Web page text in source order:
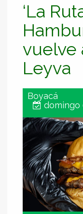
‘La
vuelve
Leyva
Boyacá
domingo